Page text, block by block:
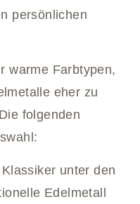
persönlichen
warme Farbtypen,
eher zu
folgenden
unter den
Edelmetall